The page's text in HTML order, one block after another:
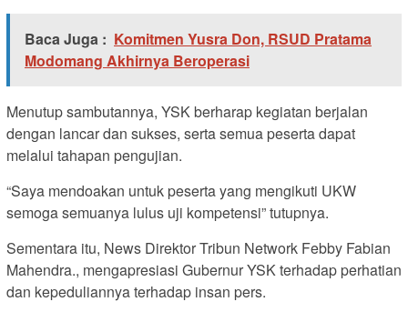
Baca Juga : Komitmen Yusra Don, RSUD Pratama
Modomang Akhirnya Beroperasi
Menutup sambutannya, YSK berharap kegiatan berjalan
dengan lancar dan sukses, serta semua peserta dapat
melalui tahapan pengujian.
“Saya mendoakan untuk peserta yang mengikuti UKW
semoga semuanya lulus uji kompetensi” tutupnya.
‎Sementara itu, News Direktor Tribun Network Febby Fabian
Mahendra., mengapresiasi Gubernur YSK terhadap perhatian
dan kepeduliannya terhadap insan pers.